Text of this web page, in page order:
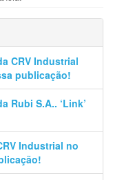
CRV Industrial
publicação!
Rubi S.A.. ‘Link’
Industrial no